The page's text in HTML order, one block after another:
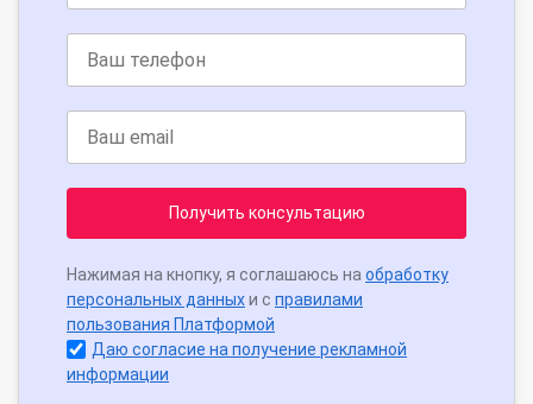
Получить консультацию
Нажимая на кнопку, я соглашаюсь на обработку
персональных данныхи с правилами
пользования Платформой
Даю согласие на получение рекламной
информации